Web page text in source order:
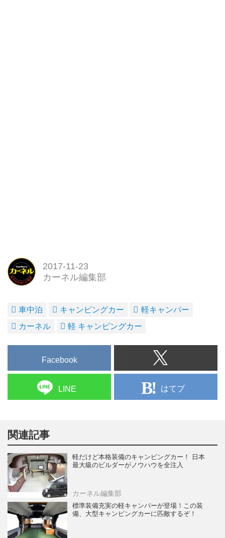
2017-11-23
カーネル編集部
車中泊 キャンピングカー
軽キャンパー
カーネル
軽 キャンピングカー
Facebook
LINE はてブ
関連記事
軽だけど本格装備のキャンピングカー！ 日本
最大級のビルダーがノウハウを全注入
カーネル編集部
標準装備充実の軽キャンパーが登場！この装
備、大型キャンピングカーに匹敵するぞ！